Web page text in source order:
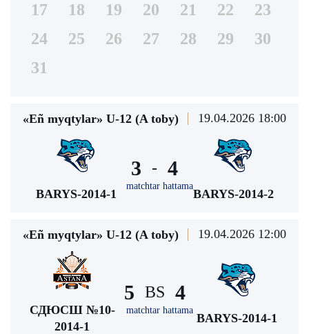
17
18 19 20 21 22
23
24
25 26 27 28 29
30
31
«Eñ myqtylar» U-12 (A toby) 19.04.2026 18:00
BARYS-2014-1
3 -
matchtar hattama
4
BARYS-2014-2
«Eñ myqtylar» U-12 (A toby) 19.04.2026 12:00
СДЮСШ №10-
2014-1
5 BS
matchtar hattama
4
BARYS-2014-1